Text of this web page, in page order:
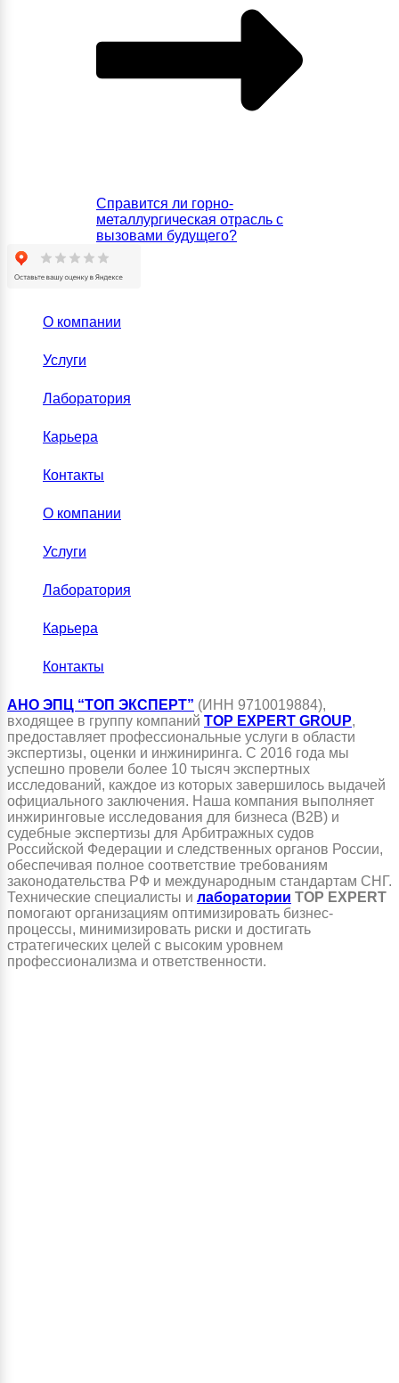
Справится ли горно-
металлургическая отрасль с
вызовами будущего?
О компании
Услуги
Лаборатория
Карьера
Контакты
О компании
Услуги
Лаборатория
Карьера
Контакты
АНО ЭПЦ “ТОП ЭКСПЕРТ” (ИНН 9710019884),
входящее в группу компаний TOP EXPERT GROUP,
предоставляет профессиональные услуги в области
экспертизы, оценки и инжиниринга. С 2016 года мы
успешно провели более 10 тысяч экспертных
исследований, каждое из которых завершилось выдачей
официального заключения. Наша компания выполняет
инжиринговые исследования для бизнеса (B2B) и
судебные экспертизы для Арбитражных судов
Российской Федерации и следственных органов России,
обеспечивая полное соответствие требованиям
законодательства РФ и международным стандартам СНГ.
Технические специалисты и лаборатории TOP EXPERT
помогают организациям оптимизировать бизнес-
процессы, минимизировать риски и достигать
стратегических целей с высоким уровнем
профессионализма и ответственности.